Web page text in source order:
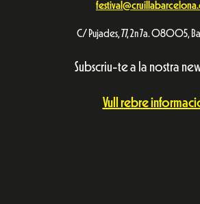
C/ Pujades, 77, 2n 7a. 08005,
Subscriu-te a la nostra
Vull rebre